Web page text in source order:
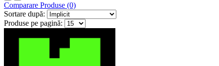
Comparare Produse (0)
Sortare după:
Produse pe pagină: